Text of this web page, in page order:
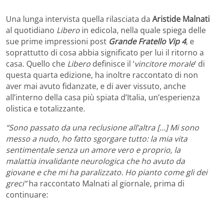
Una lunga intervista quella rilasciata da Aristide Malnati
al quotidiano Libero in edicola, nella quale spiega delle
sue prime impressioni post Grande Fratello Vip 4, e
soprattutto di cosa abbia significato per lui il ritorno a
casa. Quello che Libero definisce il ‘vincitore morale‘ di
questa quarta edizione, ha inoltre raccontato di non
aver mai avuto fidanzate, e di aver vissuto, anche
all’interno della casa più spiata d’Italia, un’esperienza
olistica e totalizzante.
“Sono passato da una reclusione all’altra […] Mi sono
messo a nudo, ho fatto sgorgare tutto: la mia vita
sentimentale senza un amore vero e proprio, la
malattia invalidante neurologica che ho avuto da
giovane e che mi ha paralizzato. Ho pianto come gli dei
greci”ha raccontato Malnati al giornale, prima di
continuare: